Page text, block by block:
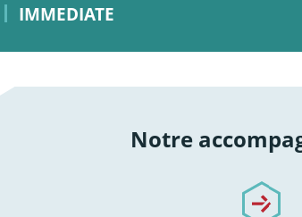
IMMEDIATE
Notre
/notre-